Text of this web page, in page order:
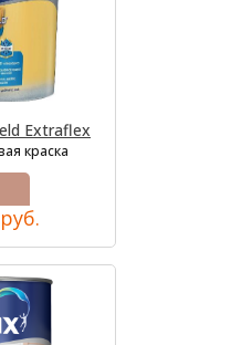
Extraflex
краска